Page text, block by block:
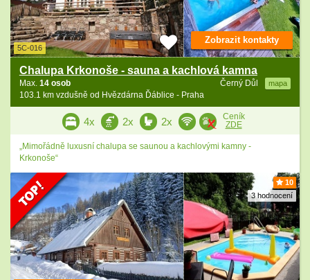
5C-016
Chalupa Krkonoše - sauna a kachlová kamna
Černý Důl mapa
Max. 14 osob
103.1 km vzdušně od Hvězdárna Ďáblice - Praha
Zobrazit kontakty
4x 2x 2x
Ceník
ZDE
„Mimořádně luxusní chalupa se saunou a kachlovými kamny -
Krkonoše“
10
3 hodnocení